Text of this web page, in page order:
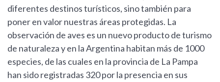
diferentes destinos turísticos, sino también para
poner en valor nuestras áreas protegidas. La
observación de aves es un nuevo producto de turismo
de naturaleza y en la Argentina habitan más de 1000
especies, de las cuales en la provincia de La Pampa
han sido registradas 320 por la presencia en sus